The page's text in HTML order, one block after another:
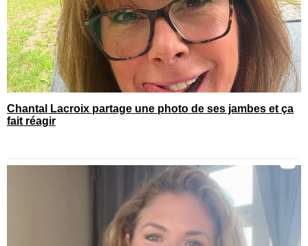
Chantal Lacroix partage une photo de ses jambes et ça
fait réagir